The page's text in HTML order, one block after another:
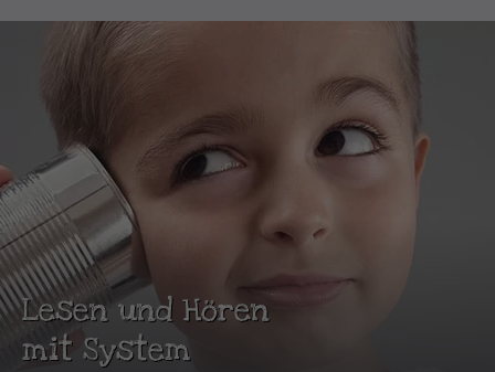
Lesen und Hören
mit System